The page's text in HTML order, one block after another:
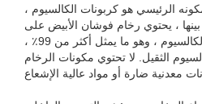
الرئيسي هو كربونات الكالسيوم ،
من 55٪ من بينها ، يحتوي رخام فوشان الأبيض على
أعلى نسبة من كربونات الكالسيوم ، وهو ما يمثل أكثر من 99٪ ،
الثقيل. لا تحتوي مكونات الرخام